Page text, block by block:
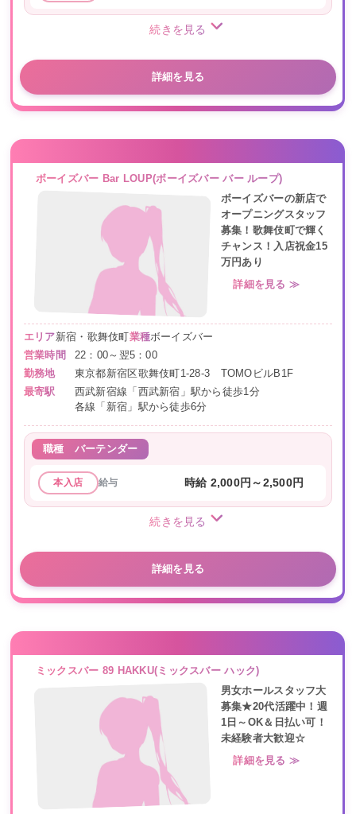
続きを見る
詳細を見る
ボーイズバー Bar LOUP(ボーイズバー バー ループ)
ボーイズバーの新店で
オープニングスタッフ
募集！歌舞伎町で輝く
チャンス！入店祝金15
万円あり
詳細を見る ≫
エリア新宿・歌舞伎町業種ボーイズバー
営業時間
22：00～翌5：00
勤務地
東京都新宿区歌舞伎町1-28-3 TOMOビルB1F
最寄駅
西武新宿線「西武新宿」駅から徒歩1分
各線「新宿」駅から徒歩6分
職種 バーテンダー
本入店 給与 時給 2,000円～2,500円
続きを見る
詳細を見る
ミックスバー 89 HAKKU(ミックスバー ハック)
男女ホールスタッフ大
募集★20代活躍中！週
1日～OK＆日払い可！
未経験者大歓迎☆
詳細を見る ≫